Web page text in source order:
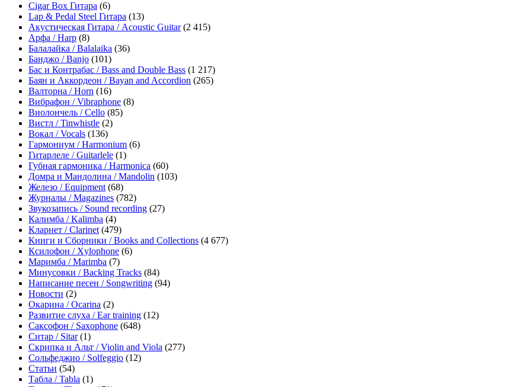
Cigar Box Гитара (6)
Lap & Pedal Steel Гитара (13)
Акустическая Гитара / Acoustic Guitar(2 415)
Арфа / Harp (8)
Балалайка / Balalaika (36)
Банджо / Banjo (101)
Бас и Контрабас / Bass and Double Bass (1 217)
Баян и Аккордеон / Bayan and Accordion (265)
Валторна / Horn (16)
Вибрафон / Vibraphone (8)
Виолончель / Cello (85)
Вистл / Tinwhistle (2)
Вокал / Vocals (136)
Гармониум / Harmonium (6)
Гитарлеле / Guitarlele (1)
Губная гармоника / Harmonica (60)
Домра и Мандолина / Mandolin (103)
Железо / Equipment (68)
Журналы / Magazines (782)
Звукозапись / Sound recording (27)
Калимба / Kalimba (4)
Кларнет / Clarinet (479)
Книги и Сборники / Books and Collections (4 677)
Ксилофон / Xylophone (6)
Маримба / Marimba (7)
Минусовки / Backing Tracks (84)
Написание песен / Songwriting (94)
Новости (2)
Окарина / Ocarina (2)
Развитие слуха / Ear training (12)
Саксофон / Saxophone (648)
Ситар / Sitar(1)
Скрипка и Альт / Violin and Viola (277)
Сольфеджио / Solfeggio (12)
Статьи (54)
Табла / Tabla (1)